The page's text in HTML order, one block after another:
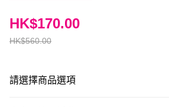
HK$560.00
HK$170.00
請選擇商品選項